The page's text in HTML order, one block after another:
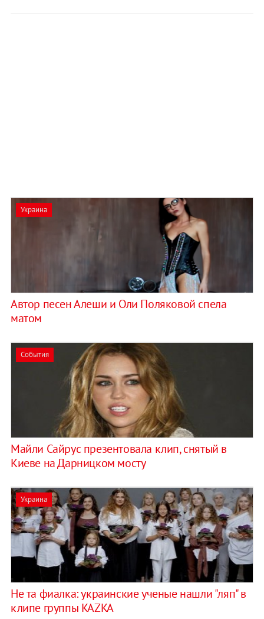
Украина
​Автор песен Алеши и Оли Поляковой спела
матом
События
Майли Сайрус презентовала клип, снятый в
Киеве на Дарницком мосту
Украина
Не та фиалка: украинские ученые нашли "ляп" в
клипе группы KAZKA